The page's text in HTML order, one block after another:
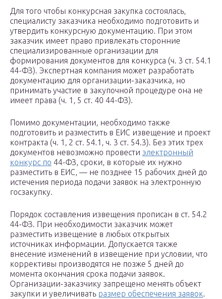
Для того чтобы конкурсная закупка состоялась,
специалисту заказчика необходимо подготовить и
утвердить конкурсную документацию. При этом
заказчик имеет право привлекать сторонние
специализированные организации для
формирования документов для конкурса (ч. 3 ст. 54.1
44-ФЗ). Экспертная компания может разработать
документацию для организации-заказчика, но
принимать участие в закупочной процедуре она не
имеет права (ч. 1, 5 ст. 40 44-ФЗ).
Помимо документации, необходимо также
подготовить и разместить в ЕИС извещение и проект
контракта (ч. 1, 2 ст. 54.1, ч. 3 ст. 54.3). Без этих трех
документов невозможно провести электронный
конкурс по 44-ФЗ, сроки, в которые их нужно
разместить в ЕИС, — не позднее 15 рабочих дней до
истечения периода подачи заявок на электронную
госзакупку.
Порядок составления извещения прописан в ст. 54.2
44-ФЗ. При необходимости заказчик может
разместить извещение в любых открытых
источниках информации. Допускается также
внесение изменений в извещение при условии, что
коррективы производятся не позже 5 дней до
момента окончания срока подачи заявок.
Организации-заказчику запрещено менять объект
закупки и увеличивать размер обеспечения заявок.